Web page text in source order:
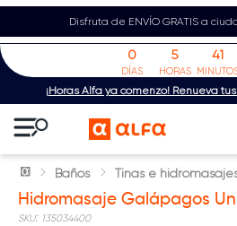
Disfruta de ENVÍO GRATIS a
¡Horas Alfa ya comenzó! Renueva
0
DÍAS
5
HORAS
41
Baños Tinas e
Hidromasaje Galápagos
: 135034400